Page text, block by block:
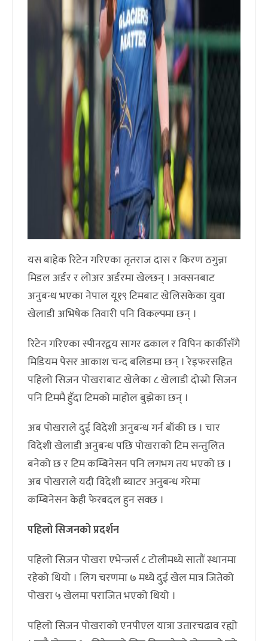
यस बाहेक रिटेन गरिएका तृतराज दास र किरण ठगुन्ना
मिडल अर्डर र लोअर अर्डरमा खेल्छन् । अक्सनबाट
अनुबन्ध भएका नेपाल यू१९ टिमबाट खेलिसकेका युवा
खेलाडी अभिषेक तिवारी पनि विकल्पमा छन् ।
रिटेन गरिएका स्पीनरद्वय सागर ढकाल र विपिन कार्कीसँगै
मिडियम पेसर आकाश चन्द बलिङमा छन् । रेइफरसहित
पहिलो सिजन पोखराबाट खेलेका ८ खेलाडी दोस्रो सिजन
पनि टिममै हुँदा टिमको माहोल बुझेका छन् ।
अब पोखराले दुई विदेशी अनुबन्ध गर्न बाँकी छ । चार
विदेशी खेलाडी अनुबन्ध पछि पोखराको टिम सन्तुलित
बनेको छ र टिम कम्बिनेसन पनि लगभग तय भएको छ ।
अब पोखराले यदी विदेशी ब्याटर अनुबन्ध गरेमा
कम्बिनेसन केही फेरबदल हुन सक्छ । ‍
पहिलो सिजनको प्रदर्शन
पहिलो सिजन पोखरा एभेन्जर्स ८ टोलीमध्ये सातौं स्थानमा
रहेको थियो । लिग चरणमा ७ मध्ये दुई खेल मात्र जितेको
पोखरा ५ खेलमा पराजित भएको थियो ।
पहिलो सिजन पोखराको एनपीएल यात्रा उतारचढाव रह्यो